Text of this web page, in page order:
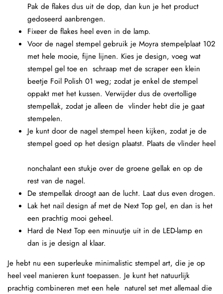
Pak de flakes dus uit de dop, dan kun je het product
gedoseerd aanbrengen.
Fixeer de flakes heel even in de lamp.
Voor de nagel stempel gebruik je Moyra stempelplaat 102
met hele mooie, fijne lijnen. Kies je design, voeg wat
stempel gel toe en schraap met de scraper een klein
beetje Foil Polish 01 weg; zodat je enkel de stempel
oppakt met het kussen. Verwijder dus de overtollige
stempellak, zodat je alleen de vlinder hebt die je gaat
stempelen.
Je kunt door de nagel stempel heen kijken, zodat je de
stempel goed op het design plaatst. Plaats de vlinder heel
nonchalant een stukje over de groene gellak en op de
rest van de nagel.
De stempellak droogt aan de lucht. Laat dus even drogen.
Lak het nail design af met de Next Top gel, en dan is het
een prachtig mooi geheel.
Hard de Next Top een minuutje uit in de LED-lamp en
dan is je design al klaar.
Je hebt nu een superleuke minimalistic stempel art, die je op
heel veel manieren kunt toepassen. Je kunt het natuurlijk
prachtig combineren met een hele naturel set met allemaal die